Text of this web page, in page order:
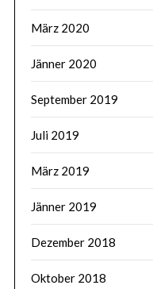
März 2020
Jänner 2020
September 2019
Juli 2019
März 2019
Jänner 2019
Dezember 2018
Oktober 2018